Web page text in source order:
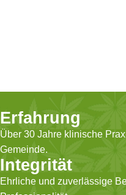
Erfahrung
Über 30 Jahre klinische
Gemeinde.
Integrität
Ehrliche und zuverlässige